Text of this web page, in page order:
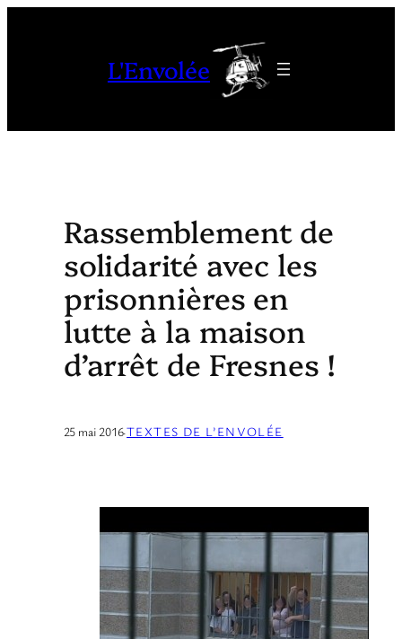
L'Envolée
Rassemblement de
solidarité avec les
prisonnières en
lutte à la maison
d’arrêt de Fresnes !
25 mai 2016·TEXTES DE L’ENVOLÉE